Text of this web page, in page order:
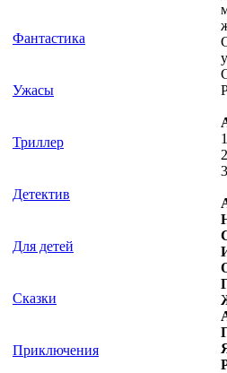
Фантастика
Ужасы
Триллер
Детектив
Для детей
Сказки
Приключения